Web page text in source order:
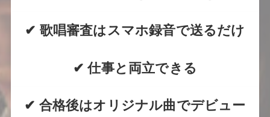
✔ 歌唱審査はスマホ録音で送るだけ
✔ 仕事と両立できる
✔ 合格後はオリジナル曲でデビュー